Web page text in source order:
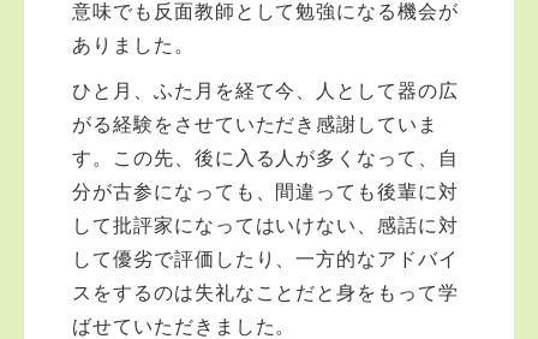
意味でも反面教師として勉強になる機会が
ありました。
ひと月、ふた月を経て今、人として器の広
がる経験をさせていただき感謝していま
す。この先、後に入る人が多くなって、自
分が古参になっても、間違っても後輩に対
して批評家になってはいけない、感話に対
して優劣で評価したり、一方的なアドバイ
スをするのは失礼なことだと身をもって学
ばせていただきました。